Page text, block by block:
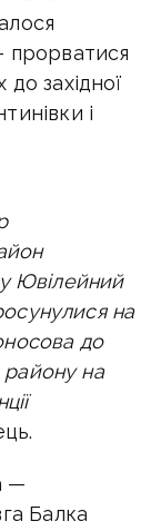
прорватися
західної
і
Ювілейний
на
до
району на
—
Балка